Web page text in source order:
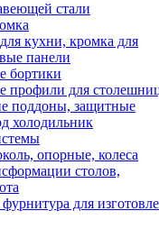
стали
кухни, кромка для
панели
бортики
профили для
поддоны, защитные
холодильник
опорные, колеса
столов,
для